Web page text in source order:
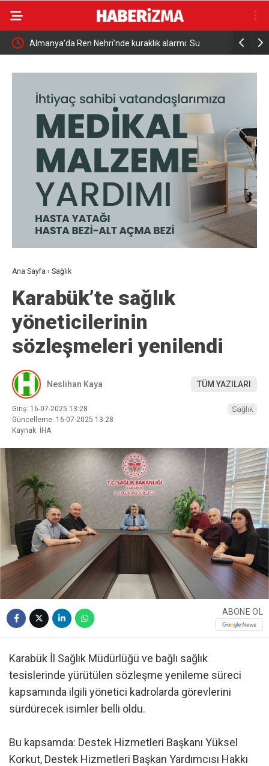
Almanya’da Ren Nehri’nde kuraklık alarmı: Su
Ana Sayfa › Sağlık
Karabük’te sağlık
yöneticilerinin
sözleşmeleri yenilendi
Neslihan Kaya TÜM YAZILARI
Giriş: 16-07-2025 13:28
Güncelleme: 16-07-2025 13:28
Kaynak: İHA
Sağlık
ABONE OL
Karabük İl Sağlık Müdürlüğü ve bağlı sağlık
tesislerinde yürütülen sözleşme yenileme süreci
kapsamında ilgili yönetici kadrolarda görevlerini
sürdürecek isimler belli oldu.
Bu kapsamda: Destek Hizmetleri Başkanı Yüksel
Korkut, Destek Hizmetleri Başkan Yardımcısı Hakkı